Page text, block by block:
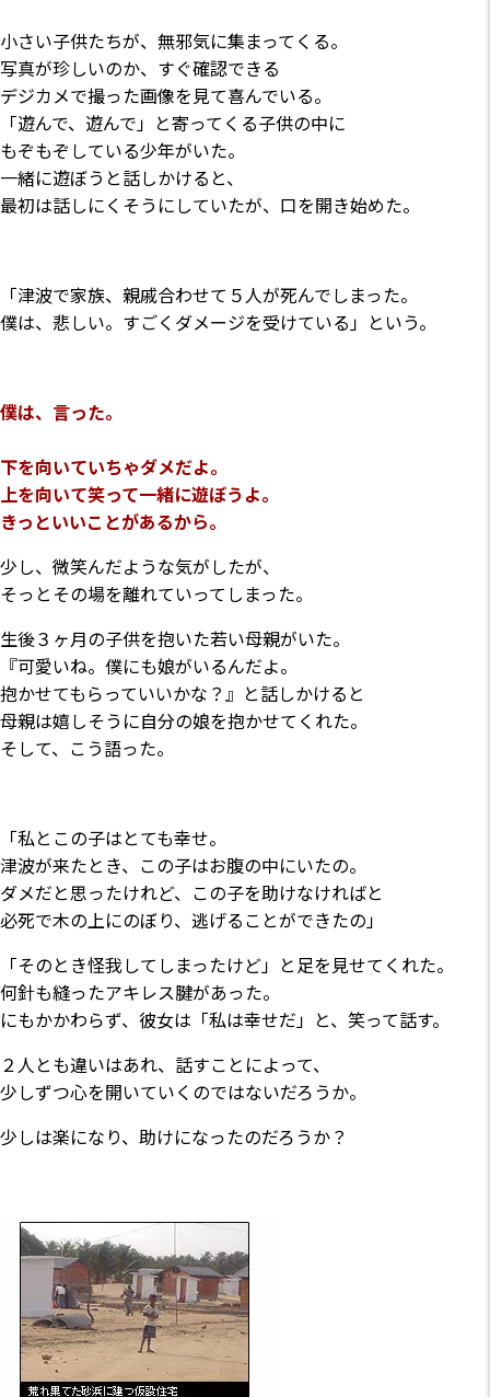
小さい子供たちが、無邪気に集まってくる。
写真が珍しいのか、すぐ確認できる
デジカメで撮った画像を見て喜んでいる。
「遊んで、遊んで」と寄ってくる子供の中に
もぞもぞしている少年がいた。
一緒に遊ぼうと話しかけると、
最初は話しにくそうにしていたが、口を開き始めた。
「津波で家族、親戚合わせて５人が死んでしまった。
僕は、悲しい。すごくダメージを受けている」という。
僕は、言った。
下を向いていちゃダメだよ。
上を向いて笑って一緒に遊ぼうよ。
きっといいことがあるから。
少し、微笑んだような気がしたが、
そっとその場を離れていってしまった。
生後３ヶ月の子供を抱いた若い母親がいた。
『可愛いね。僕にも娘がいるんだよ。
抱かせてもらっていいかな？』と話しかけると
母親は嬉しそうに自分の娘を抱かせてくれた。
そして、こう語った。
「私とこの子はとても幸せ。
津波が来たとき、この子はお腹の中にいたの。
ダメだと思ったけれど、この子を助けなければと
必死で木の上にのぼり、逃げることができたの」
「そのとき怪我してしまったけど」と足を見せてくれた。
何針も縫ったアキレス腱があった。
にもかかわらず、彼女は「私は幸せだ」と、笑って話す。
２人とも違いはあれ、話すことによって、
少しずつ心を開いていくのではないだろうか。
少しは楽になり、助けになったのだろうか？